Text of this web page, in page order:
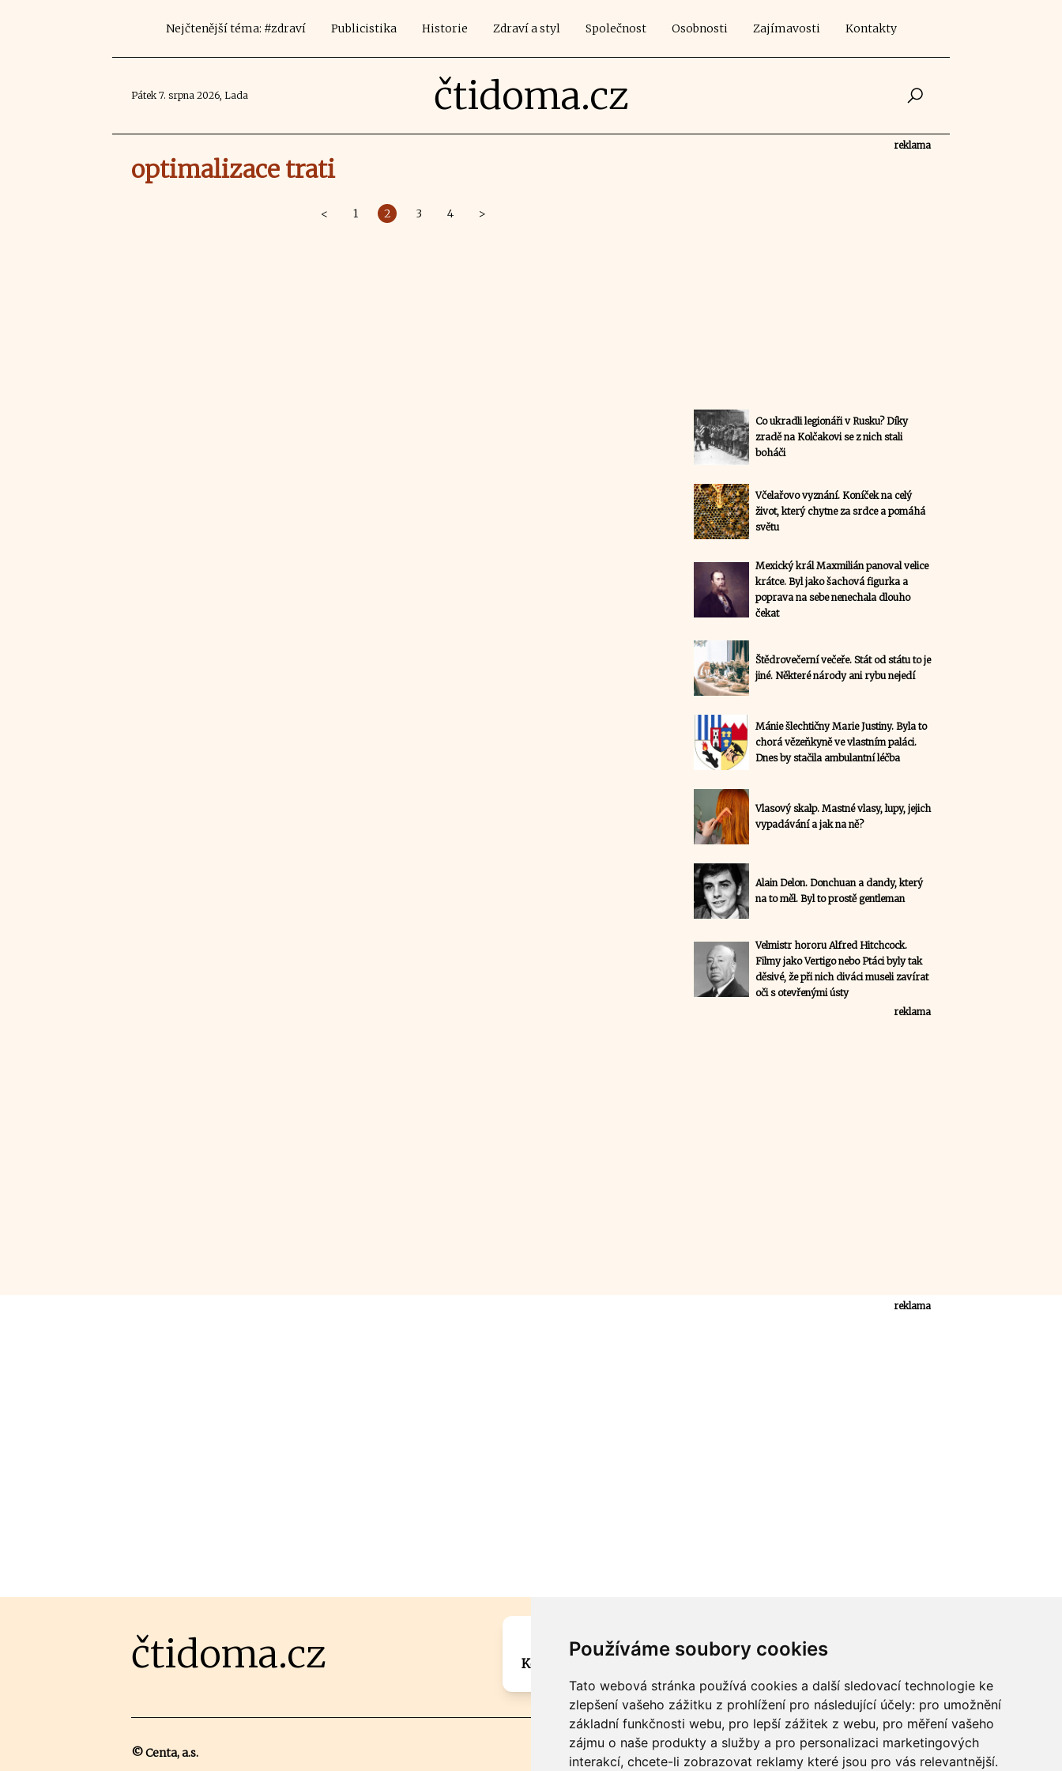
Používáme soubory cookies
Tato webová stránka používá cookies a další sledovací technologie ke
zlepšení vašeho zážitku z prohlížení pro následující účely: pro umožnění
základní funkčnosti webu, pro lepší zážitek z webu, pro měření vašeho
zájmu o naše produkty a služby a pro personalizaci marketingových
interakcí, chcete-li zobrazovat reklamy které jsou pro vás relevantnější.
Nejčtenější téma: #zdraví Publicistika Historie Zdraví a styl Společnost Osobnosti Zajímavosti Kontakty
Pátek 7. srpna 2026, Lada čtidoma.cz
optimalizace trati
< 1 2 3 4 >
reklama
Co ukradli legionáři v Rusku? Díky
zradě na Kolčakovi se z nich stali
boháči
Včelařovo vyznání. Koníček na celý
život, který chytne za srdce a pomáhá
světu
Mexický král Maxmilián panoval velice
krátce. Byl jako šachová figurka a
poprava na sebe nenechala dlouho
čekat
Štědrovečerní večeře. Stát od státu to je
jiné. Některé národy ani rybu nejedí
Mánie šlechtičny Marie Justiny. Byla to
chorá vězeňkyně ve vlastním paláci.
Dnes by stačila ambulantní léčba
Vlasový skalp. Mastné vlasy, lupy, jejich
vypadávání a jak na ně?
Alain Delon. Donchuan a dandy, který
na to měl. Byl to prostě gentleman
Velmistr hororu Alfred Hitchcock.
Filmy jako Vertigo nebo Ptáci byly tak
děsivé, že při nich diváci museli zavírat
oči s otevřenými ústy
reklama
reklama
čtidoma.cz
Máte zajímavou informaci? Chcete spolupracovat?
Kontaktujte šéfredaktora Martina Chalupu:
© Centa, a.s.